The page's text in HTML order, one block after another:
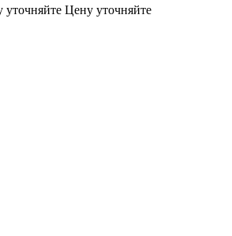
уточняйте Цену уточняйте